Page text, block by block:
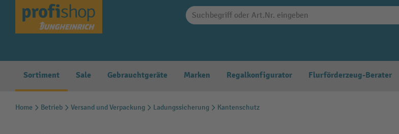
Zur Hauptnavigation springen
Sortiment Sale Gebrauchtgeräte Marken Regalkonfigurator Flurförderzeug-Berater
Home Betrieb Versand und Verpackung Ladungssicherung Kantenschutz